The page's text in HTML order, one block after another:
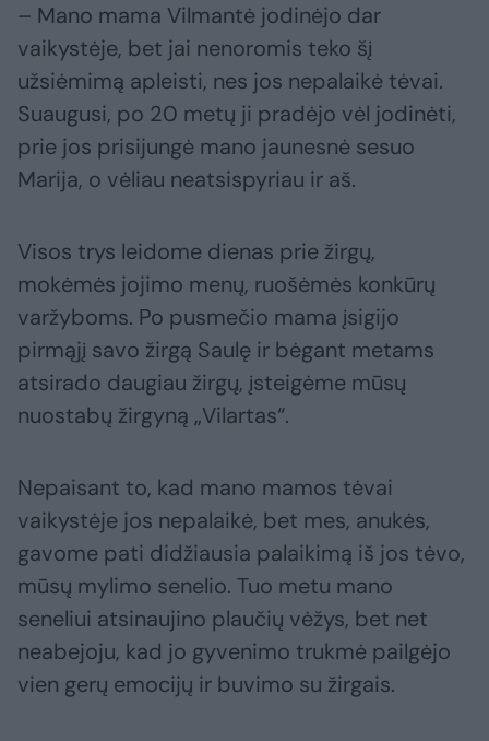
– Mano mama Vilmantė jodinėjo dar
vaikystėje, bet jai nenoromis teko šį
užsiėmimą apleisti, nes jos nepalaikė tėvai.
Suaugusi, po 20 metų ji pradėjo vėl jodinėti,
prie jos prisijungė mano jaunesnė sesuo
Marija, o vėliau neatsispyriau ir aš.
Visos trys leidome dienas prie žirgų,
mokėmės jojimo menų, ruošėmės konkūrų
varžyboms. Po pusmečio mama įsigijo
pirmąjį savo žirgą Saulę ir bėgant metams
atsirado daugiau žirgų, įsteigėme mūsų
nuostabų žirgyną „Vilartas“.
Nepaisant to, kad mano mamos tėvai
vaikystėje jos nepalaikė, bet mes, anukės,
gavome pati didžiausia palaikimą iš jos tėvo,
mūsų mylimo senelio. Tuo metu mano
seneliui atsinaujino plaučių vėžys, bet net
neabejoju, kad jo gyvenimo trukmė pailgėjo
vien gerų emocijų ir buvimo su žirgais.